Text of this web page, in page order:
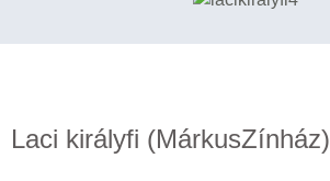
Laci királyfi (MárkusZínház)